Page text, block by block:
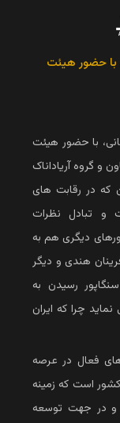
با حضور هیئت
با حضور هیئت
و گروه آریاداناک
به این که در رقابت های
و تبادل نظرات
دیگری هم به
هندی و دیگر
رسیدن به
چرا که ایران
فعال در عرصه
است که زمینه
و در جهت توسعه